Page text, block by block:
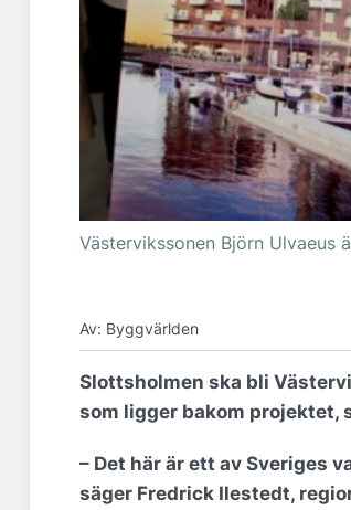
Västervikssonen Björn Ulvaeus
Av: Byggvärlden
Slottsholmen ska bli
som ligger bakom projektet,
– Det här är ett av Sveriges
säger Fredrick Ilestedt,